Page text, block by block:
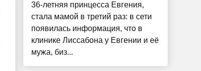
36-летняя принцесса Евгения,
стала мамой в третий раз: в сети
появилась информация, что в
клинике Лиссабона у Евгении и её
мужа, биз...